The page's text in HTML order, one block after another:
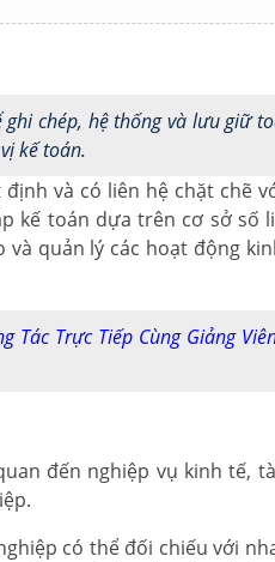
chép, hệ thống và lưu giữ
kế toán.
và có liên hệ chặt chẽ
kế toán dựa trên cơ sở số
quản lý các hoạt động
Tác Trực Tiếp Cùng Giảng
đến nghiệp vụ kinh tế,
có thể đối chiếu với